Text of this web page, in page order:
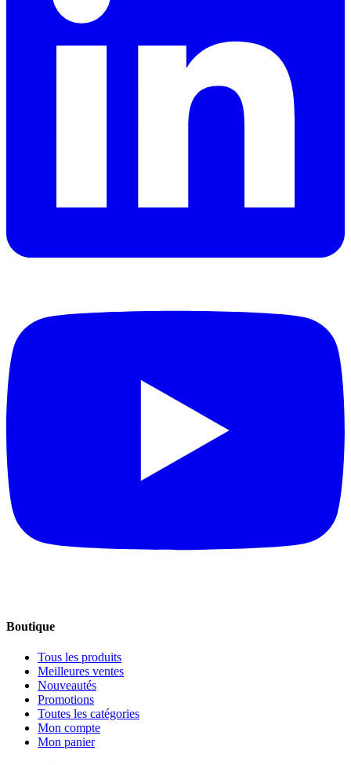
Boutique
Tous les produits
Meilleures ventes
Nouveautés
Promotions
Toutes les catégories
Mon compte
Mon panier